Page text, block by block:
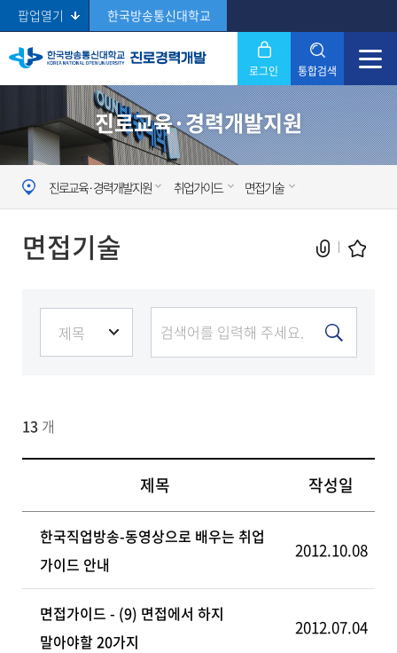
팝업열기 한국방송통신대학교
로그인 통합검색
Search 닫기
진로교육·경력개발지원
진로교육·경력개발지원 취업가이드 면접기술
현재 페이지를 즐겨찾는 메뉴로
등록하시겠습니까?
면접기술
13 개
제목 작성일
한국직업방송-동영상으로 배우는 취업
가이드 안내
2012.10.08
면접가이드 - (9) 면접에서 하지
말아야할 20가지
2012.07.04